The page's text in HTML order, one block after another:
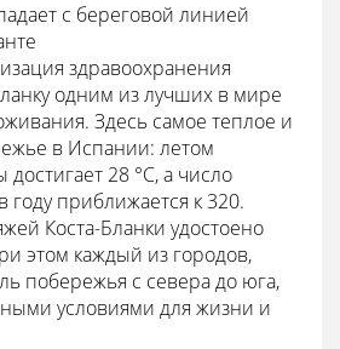
с береговой линией
здравоохранения
одним из лучших в мире
Здесь самое теплое и
в Испании: летом
28 °C, а число
приближается к 320.
Коста-Бланки удостоено
этом каждый из городов,
побережья с севера до юга,
условиями для жизни и